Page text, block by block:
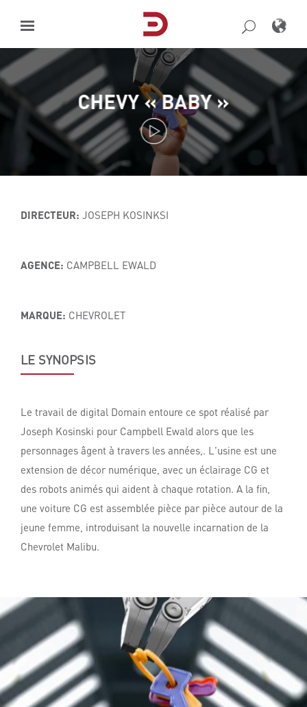
content
CHEVY « BABY »
DIRECTEUR: JOSEPH KOSINKSI
AGENCE: CAMPBELL EWALD
MARQUE: CHEVROLET
LE SYNOPSIS
Le travail de digital Domain entoure ce spot réalisé par
Joseph Kosinski pour Campbell Ewald alors que les
personnages âgent à travers les années,. L'usine est une
extension de décor numérique, avec un éclairage CG et
des robots animés qui aident à chaque rotation. A la fin,
une voiture CG est assemblée pièce par pièce autour de la
jeune femme, introduisant la nouvelle incarnation de la
Chevrolet Malibu.